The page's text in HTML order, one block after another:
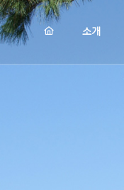
메뉴 건너뛰기
소개